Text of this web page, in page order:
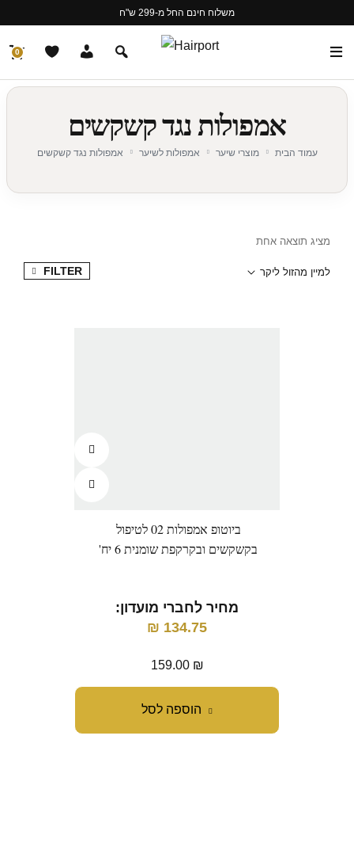
משלוח חינם החל מ-299 ש"ח
0
אמפולות נגד קשקשים
עמוד הבית מוצרי שיער אמפולות לשיער אמפולות נגד קשקשים
מציג תוצאה אחת
למיין מהזול ליקר FILTER
הוספה לסל
ביוטופ אמפולות 02 לטיפול
בקשקשים ובקרקפת שומנית 6 יח'
מחיר לחברי מועדון:
134.75
₪
159.00 ₪